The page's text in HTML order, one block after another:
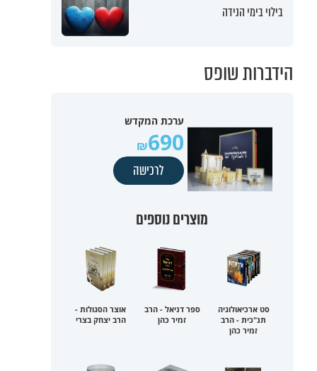
בילוי בימי הנידה
הידברות שופס
ערכת המקדש
690
לרכישה
מוצרים נוספים
סט ארכיאולוגיה
תנ"כית - הרב
זמיר כהן
ספר דניאל - הרב
זמיר כהן
אוצר הסגולות -
הרב יצחק בצרי